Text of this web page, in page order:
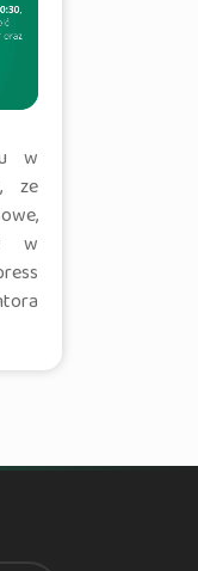
w
ze
w